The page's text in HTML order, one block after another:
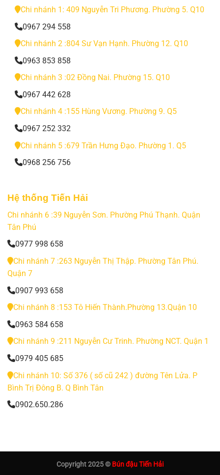
Chi nhánh 1: 409 Nguyễn Tri Phương. Phường 5. Q10
0967 294 558
Chi nhánh 2 :804 Sư Vạn Hạnh. Phường 12. Q10
0963 853 858
Chi nhánh 3 :02 Đồng Nai. Phường 15. Q10
0967 442 628
Chi nhánh 4 :155 Hùng Vương. Phường 9. Q5
0967 252 332
Chi nhánh 5 :679 Trần Hưng Đạo. Phường 1. Q5
0968 256 756
Hệ thống Tiến Hải
Chi nhánh 6 :39 Nguyễn Sơn. Phường Phú Thạnh. Quận
Tân Phú
0977 998 658
Chi nhánh 7 :263 Nguyễn Thị Thập. Phường Tân Phú.
Quận 7
0907 993 658
Chi nhánh 8 :153 Tô Hiến Thành.Phường 13.Quận 10
0963 584 658
Chi nhánh 9 :211 Nguyễn Cư Trinh. Phường NCT. Quận 1
0979 405 685
Chi nhánh 10: Số 376 ( số cũ 242 ) đường Tên Lửa. P
Bình Trị Đông B. Q Bình Tân
0902.650.286
Copyright 2025 © Bún đậu Tiến Hải